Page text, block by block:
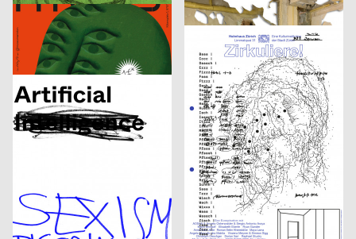
Human Parasite
Etudes d’espace [Raumstudien] n° 1-52 – Visarte Vaud
DIA Studio
2021
Optimo – Antique Legacy
Vinzenz Meyner CH
2021
Zirkuliere! Eine Konspiration
Artificial Sexism
2xGoldstein D
2021
Adele Stroh D Maximage CH
2021
ARSENIC Saison 2021–2022
Frauen der Wiener Werkstätte
3007 A
2021
Claudiabasel Grafik & Interaktion CH
2021
CH
2021